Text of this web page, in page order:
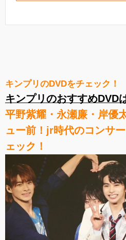
キンプリのDVDをチェック！
キンプリのおすすめDVD
平野紫耀・永瀬廉・岸優
ュー前！jr時代のコンサ
ェック！